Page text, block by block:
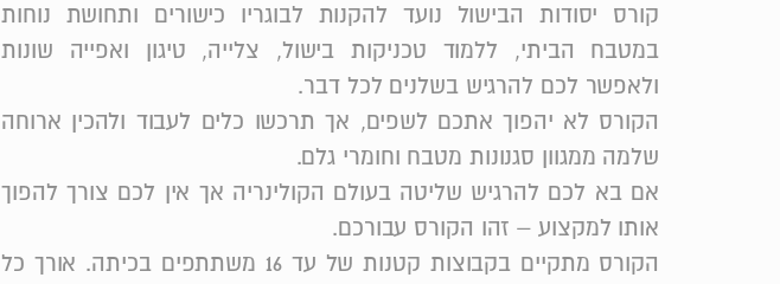
קורס יסודות הבישול נועד להקנות לבוגריו כישורים ותחושת נוחות
במטבח הביתי, ללמוד טכניקות בישול, צלייה, טיגון ואפייה שונות
ולאפשר לכם להרגיש בשלנים לכל דבר.
הקורס לא יהפוך אתכם לשפים, אך תרכשו כלים לעבוד ולהכין ארוחה
שלמה ממגוון סגנונות מטבח וחומרי גלם.
אם בא לכם להרגיש שליטה בעולם הקולינריה אך אין לכם צורך להפוך
אותו למקצוע – זהו הקורס עבורכם.
הקורס מתקיים בקבוצות קטנות של עד 16 משתתפים בכיתה. אורך כל